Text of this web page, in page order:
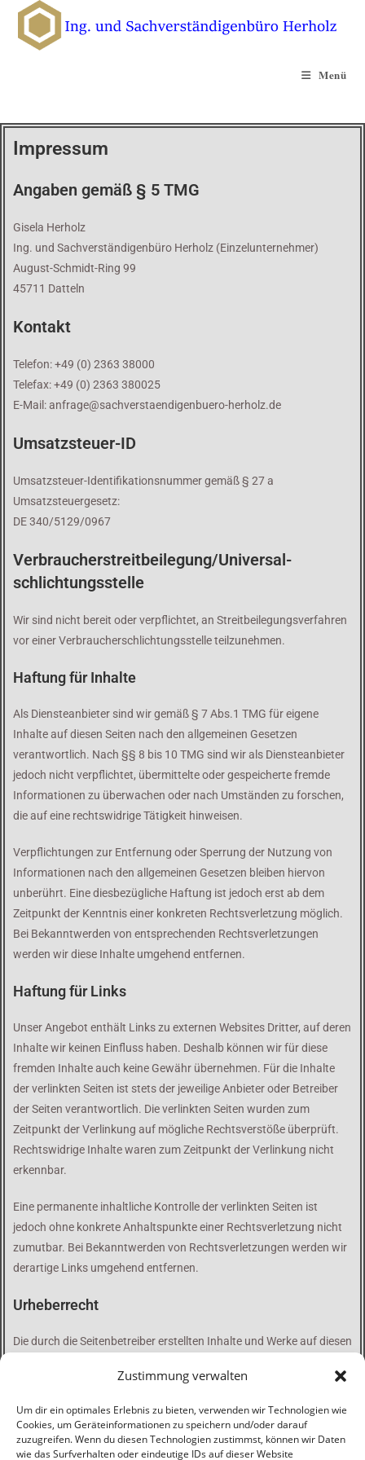
Zustimmung verwalten
Um dir ein optimales Erlebnis zu bieten, verwenden wir Technologien wie
Cookies, um Geräteinformationen zu speichern und/oder darauf
zuzugreifen. Wenn du diesen Technologien zustimmst, können wir Daten
wie das Surfverhalten oder eindeutige IDs auf dieser Website
Menü
Impressum
Angaben gemäß § 5 TMG
Gisela Herholz
Ing. und Sachverständigenbüro Herholz (Einzelunternehmer)
August-Schmidt-Ring 99
45711 Datteln
Kontakt
Telefon: +49 (0) 2363 38000
Telefax: +49 (0) 2363 380025
E-Mail: anfrage@sachverstaendigenbuero-herholz.de
Umsatzsteuer-ID
Umsatzsteuer-Identifikationsnummer gemäß § 27 a
Umsatzsteuergesetz:
DE 340/5129/0967
Verbraucher­streit­beilegung/Universal­
schlichtungs­stelle
Wir sind nicht bereit oder verpflichtet, an Streitbeilegungsverfahren
vor einer Verbraucherschlichtungsstelle teilzunehmen.
Haftung für Inhalte
Als Diensteanbieter sind wir gemäß § 7 Abs.1 TMG für eigene
Inhalte auf diesen Seiten nach den allgemeinen Gesetzen
verantwortlich. Nach §§ 8 bis 10 TMG sind wir als Diensteanbieter
jedoch nicht verpflichtet, übermittelte oder gespeicherte fremde
Informationen zu überwachen oder nach Umständen zu forschen,
die auf eine rechtswidrige Tätigkeit hinweisen.
Verpflichtungen zur Entfernung oder Sperrung der Nutzung von
Informationen nach den allgemeinen Gesetzen bleiben hiervon
unberührt. Eine diesbezügliche Haftung ist jedoch erst ab dem
Zeitpunkt der Kenntnis einer konkreten Rechtsverletzung möglich.
Bei Bekanntwerden von entsprechenden Rechtsverletzungen
werden wir diese Inhalte umgehend entfernen.
Haftung für Links
Unser Angebot enthält Links zu externen Websites Dritter, auf deren
Inhalte wir keinen Einfluss haben. Deshalb können wir für diese
fremden Inhalte auch keine Gewähr übernehmen. Für die Inhalte
der verlinkten Seiten ist stets der jeweilige Anbieter oder Betreiber
der Seiten verantwortlich. Die verlinkten Seiten wurden zum
Zeitpunkt der Verlinkung auf mögliche Rechtsverstöße überprüft.
Rechtswidrige Inhalte waren zum Zeitpunkt der Verlinkung nicht
erkennbar.
Eine permanente inhaltliche Kontrolle der verlinkten Seiten ist
jedoch ohne konkrete Anhaltspunkte einer Rechtsverletzung nicht
zumutbar. Bei Bekanntwerden von Rechtsverletzungen werden wir
derartige Links umgehend entfernen.
Urheberrecht
Die durch die Seitenbetreiber erstellten Inhalte und Werke auf diesen
Vervielfältigung, Bearbeitung, Verbreitung und jede Art der
der schriftlichen Zustimmung des jeweiligen Autors bzw. Erstellers.
Downloads und Kopien dieser Seite sind nur für den privaten, nicht